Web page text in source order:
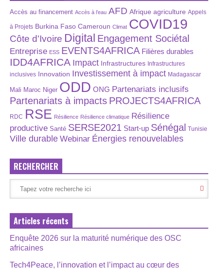
Accès au financement Accès à l’eau AFD Afrique agriculture Appels
à Projets Burkina Faso Cameroun Climat COVID19
Côte d'Ivoire Digital Engagement Sociétal
Entreprise ESS EVENTS4AFRICA Filières durables
IDD4AFRICA Impact Infrastructures Infrastructures
inclusives Innovation Investissement à impact Madagascar
Mali Maroc Niger ODD ONG Partenariats inclusifs
Partenariats à impacts PROJECTS4AFRICA
RDC RSE Résilience Résilience climatique Résilience
productive Santé SERSE2021 Start-up Sénégal Tunisie
Ville durable Webinar Énergies renouvelables
RECHERCHER
Articles récents
Enquête 2026 sur la maturité numérique des OSC
africaines
Tech4Peace, l’innovation et l’impact au cœur des